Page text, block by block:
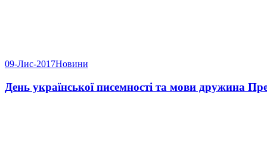
09-Лис-2017Новини
День української писемності та мови дружина